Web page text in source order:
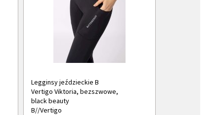
Legginsy jeździeckie B
Vertigo Viktoria, bezszwowe,
black beauty
B//Vertigo